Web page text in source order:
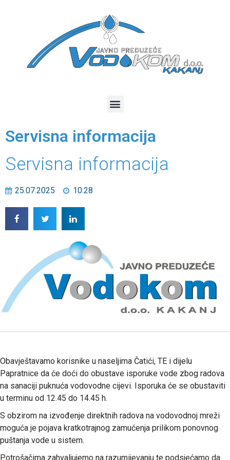
Servisna informacija
Servisna informacija
25.07.2025 10:28
Obavještavamo korisnike u naseljima Čatići, TE i dijelu
Papratnice da će doći do obustave isporuke vode zbog radova
na sanaciji puknuća vodovodne cijevi. Isporuka će se obustaviti
u terminu od 12.45 do 14.45 h.
S obzirom na izvođenje direktnih radova na vodovodnoj mreži
moguća je pojava kratkotrajnog zamućenja prilikom ponovnog
puštanja vode u sistem.
Potrošačima zahvaljujemo na razumijevanju te podsjećamo da